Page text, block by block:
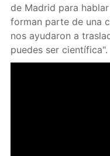
de Madrid para
forman parte de una
nos ayudaron a
puedes ser científica".